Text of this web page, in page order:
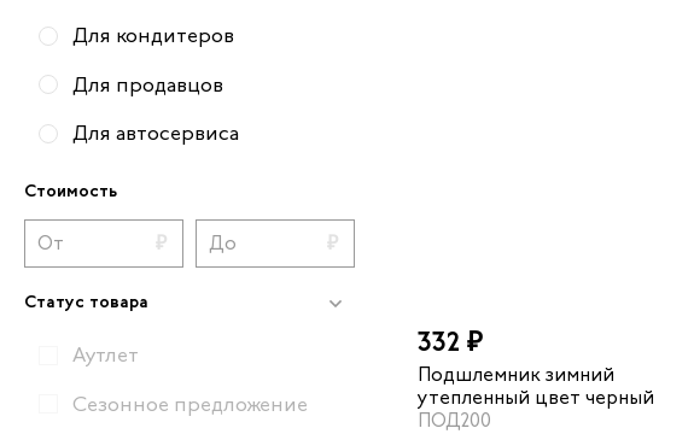
Для кондитеров
Для продавцов
Для автосервиса
Для механиков
Для пусконаладчиков
Стоимость
Статус товара
Аутлет
Сезонное предложение
332 ₽
Подшлемник зимний
утепленный цвет черный
ПОД200